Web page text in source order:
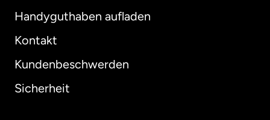
Handyguthaben aufladen
Kontakt
Kundenbeschwerden
Sicherheit